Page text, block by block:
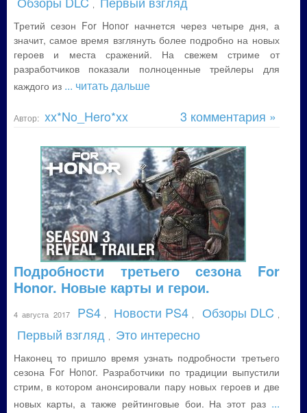
Третий сезон For Honor начнется через четыре дня, а
значит, самое время взглянуть более подробно на новых
героев и места сражений. На свежем стриме от
разработчиков показали полноценные трейлеры для
каждого из ... читать дальше
Автор: xx*No_Hero*xx 3 комментария »
Подробности третьего сезона For
Honor. Новые карты и герои.
4 августа 2017 PS4 Новости PS4 Обзоры DLC
Первый взгляд Это интересно
Наконец то пришло время узнать подробности третьего
сезона For Honor. Разработчики по традиции выпустили
стрим, в котором анонсировали пару новых героев и две
новых карты, а также рейтинговые бои. На этот раз ...